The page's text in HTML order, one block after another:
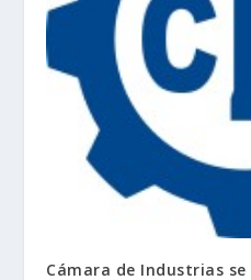
Cámara de Industrias